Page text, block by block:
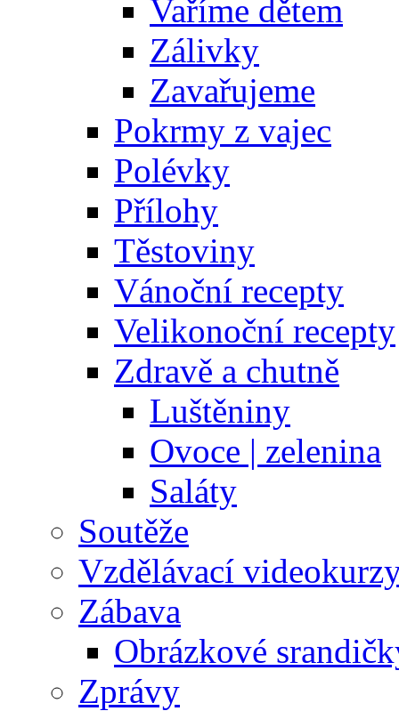
Vaříme dětem
Zálivky
Zavařujeme
Pokrmy z vajec
Polévky
Přílohy
Těstoviny
Vánoční recepty
Velikonoční recepty
Zdravě a chutně
Luštěniny
Ovoce | zelenina
Saláty
Soutěže
Vzdělávací
Zábava
Obrázkové
Zprávy